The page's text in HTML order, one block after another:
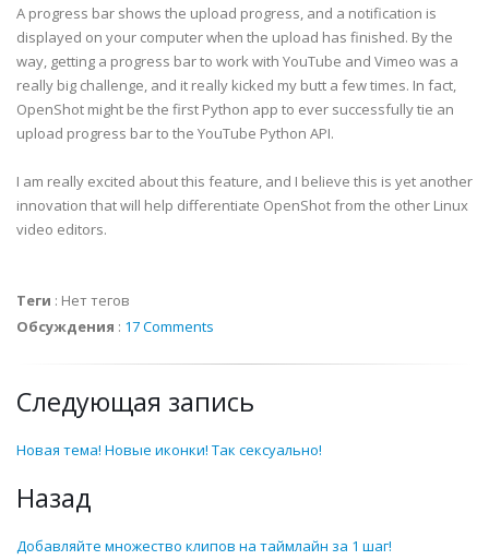
A progress bar shows the upload progress, and a notification is
displayed on your computer when the upload has finished. By the
way, getting a progress bar to work with YouTube and Vimeo was a
really big challenge, and it really kicked my butt a few times. In fact,
OpenShot might be the first Python app to ever successfully tie an
upload progress bar to the YouTube Python API.
I am really excited about this feature, and I believe this is yet another
innovation that will help differentiate OpenShot from the other Linux
video editors.
Теги : Нет тегов
Обсуждения : 17 Comments
Следующая запись
Новая тема! Новые иконки! Так сексуально!
Назад
Добавляйте множество клипов на таймлайн за 1 шаг!